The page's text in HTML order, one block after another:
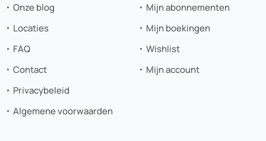
Onze blog
Locaties
FAQ
Contact
Privacybeleid
Algemene voorwaarden
Mijn abonnementen
Mijn boekingen
Wishlist
Mijn account